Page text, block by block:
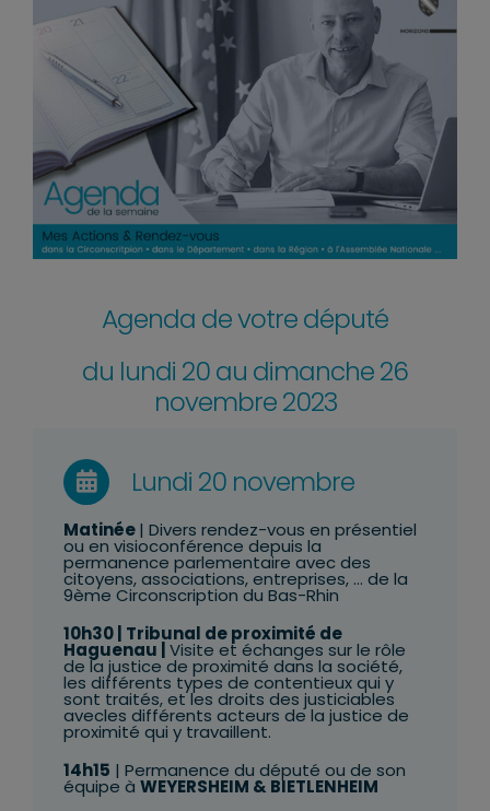
Agenda de votre député
du lundi 20 au dimanche 26
novembre 2023
Lundi 20 novembre
Matinée| Divers rendez-vous en présentiel
ou en visioconférence depuis la
permanence parlementaire avec des
citoyens, associations, entreprises, … de la
9ème Circonscription du Bas-Rhin
10h30 | Tribunal de proximité de
Haguenau | Visite et échanges sur le rôle
de la justice de proximité dans la société,
les différents types de contentieux qui y
sont traités, et les droits des justiciables
avecles différents acteurs de la justice de
proximité qui y travaillent.
14h15 | Permanence du député ou de son
équipe à WEYERSHEIM & BIETLENHEIM